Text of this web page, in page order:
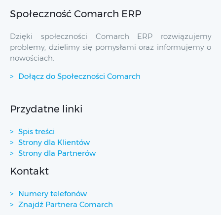
Społeczność Comarch ERP
Dzięki społeczności Comarch ERP rozwiązujemy
problemy, dzielimy się pomysłami oraz informujemy o
nowościach.
Dołącz do Społeczności Comarch
Przydatne linki
Spis treści
Strony dla Klientów
Strony dla Partnerów
Kontakt
Numery telefonów
Znajdź Partnera Comarch